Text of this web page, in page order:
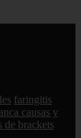
faringitis
causas y
de brackets